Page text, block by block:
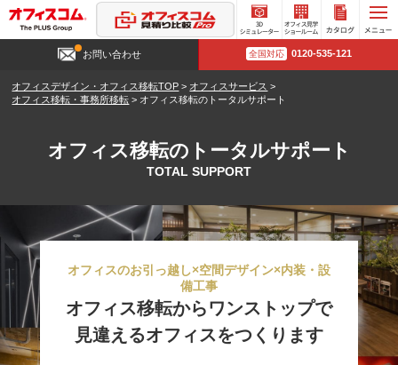
3D
シミュ
ー
オフィ
ス見学
お問い合わせ 全国対応 0120-535-121
オフィスデザイン・オフィス移転TOP > オフィスサービス >
オフィス移転・事務所移転 > オフィス移転のトータルサポート
オフィス移転のトータルサポート
TOTAL SUPPORT
オフィスのお引っ越し×空間デザイン×内装・設
備工事
オフィス移転からワンストップで
見違えるオフィスをつくります